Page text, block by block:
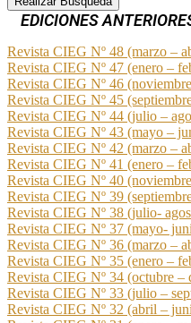
Revista CIEG Nº 32 (abril –
Revista CIEG Nº 33 (julio –
Revista CIEG Nº 34 (octubre –
Revista CIEG Nº 35 (enero –
Revista CIEG Nº 36 (marzo –
Revista CIEG Nº 37 (mayo-
Revista CIEG Nº 38 (julio-
Revista CIEG Nº 39
Revista CIEG Nº 40
Revista CIEG Nº 41 (enero –
Revista CIEG Nº 42 (marzo –
Revista CIEG Nº 43 (mayo –
Revista CIEG Nº 44 (julio –
Revista CIEG Nº 45
Revista CIEG Nº 46
Revista CIEG Nº 47 (enero –
Revista CIEG Nº 48 (marzo –